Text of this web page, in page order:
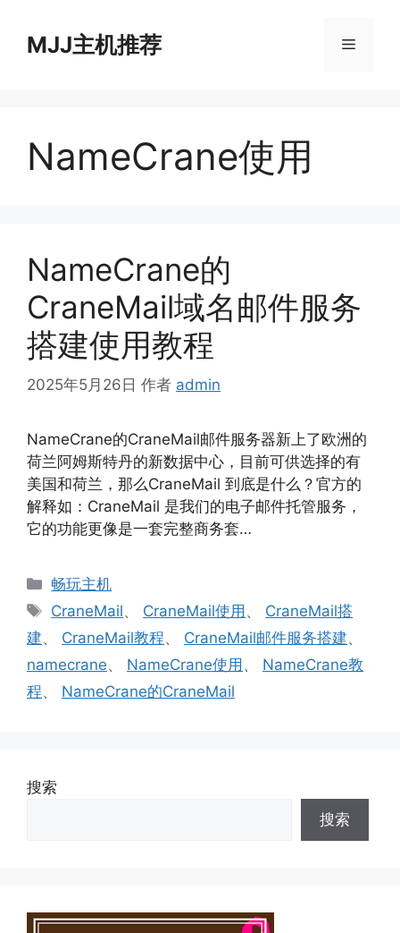
MJJ主机推荐 菜
NameCrane使用
NameCrane的
CraneMail域名邮件服务
搭建使用教程
2025年5月26日 作者 admin
NameCrane的CraneMail邮件服务器新上了欧洲的
荷兰阿姆斯特丹的新数据中心，目前可供选择的有
美国和荷兰，那么CraneMail 到底是什么？官方的
解释如：CraneMail 是我们的电子邮件托管服务，
它的功能更像是一套完整商务套…
分
类
畅玩主机
标
签
CraneMail、 CraneMail使用 、 CraneMail搭
建、 CraneMail教程、 CraneMail邮件服务搭建、
namecrane、 NameCrane使用 、 NameCrane教
程、 NameCrane的CraneMail
搜索
搜索